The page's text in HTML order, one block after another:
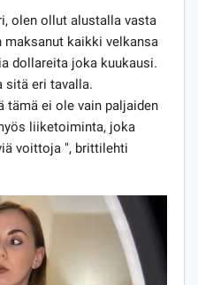
olen ollut alustalla vasta
kaikki velkansa
dollareita joka kuukausi.
sitä eri tavalla.
tämä ei ole vain paljaiden
liiketoiminta, joka
voittoja ", brittilehti